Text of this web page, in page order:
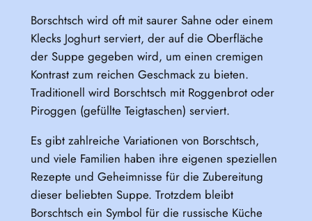
Borschtsch wird oft mit saurer Sahne oder einem
Klecks Joghurt serviert, der auf die Oberfläche
der Suppe gegeben wird, um einen cremigen
Kontrast zum reichen Geschmack zu bieten.
Traditionell wird Borschtsch mit Roggenbrot oder
Piroggen (gefüllte Teigtaschen) serviert.
Es gibt zahlreiche Variationen von Borschtsch,
und viele Familien haben ihre eigenen speziellen
Rezepte und Geheimnisse für die Zubereitung
dieser beliebten Suppe. Trotzdem bleibt
Borschtsch ein Symbol für die russische Küche